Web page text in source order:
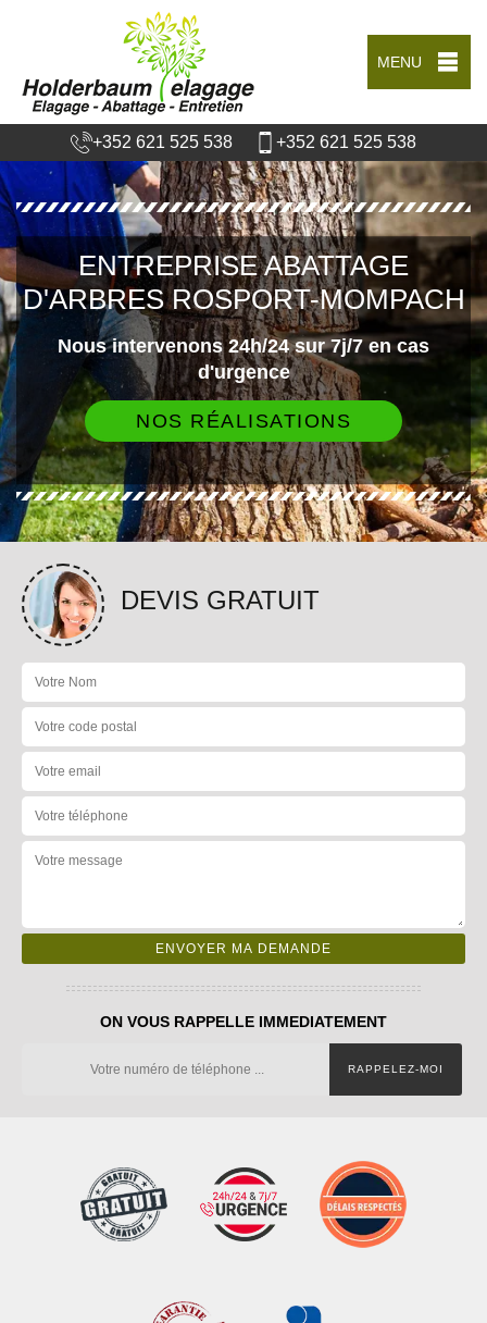
MENU
+352 621 525 538 +352 621 525 538
ENTREPRISE ABATTAGE
D'ARBRES ROSPORT-MOMPACH
Nous intervenons 24h/24 sur 7j/7 en cas
d'urgence
NOS RÉALISATIONS
DEVIS GRATUIT
ON VOUS RAPPELLE IMMEDIATEMENT